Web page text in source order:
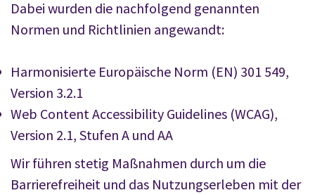
Dabei wurden die nachfolgend genannten
Normen und Richtlinien angewandt:
Harmonisierte Europäische Norm (EN) 301 549,
Version 3.2.1
Web Content Accessibility Guidelines (WCAG),
Version 2.1, Stufen A und AA
Wir führen stetig Maßnahmen durch um die
Barrierefreiheit und das Nutzungserleben mit der